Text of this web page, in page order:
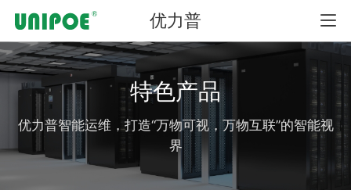
优力普
首页
产品中心
特色产品
优力普智能运维，打造“万物可视，万物互联”的智能视
界